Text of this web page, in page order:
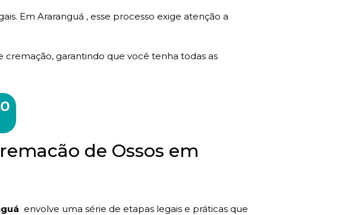
Em Araranguá , esse processo exige atenção a
garantindo que você tenha todas as
de Ossos em
envolve uma série de etapas legais e práticas que